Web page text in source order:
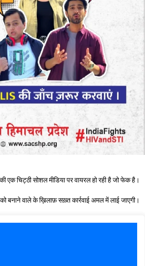
एक चिट्ठी सोशल मीडिया पर वायरल हो रही है जो फेक है।
बनाने वाले के ख़िलाफ़ सख़्त कार्रवाई अमल में लाई जाएगी।